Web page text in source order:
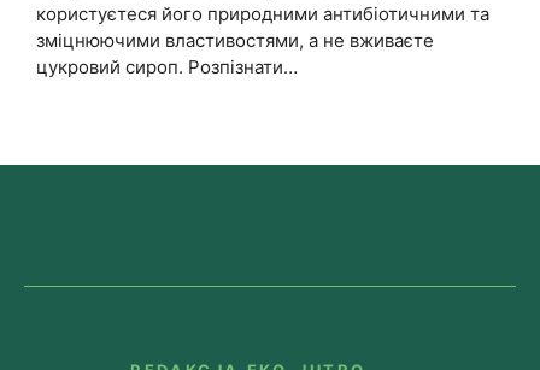
користуєтеся його природними антибіотичними та
зміцнюючими властивостями, а не вживаєте
цукровий сироп. Розпізнати…